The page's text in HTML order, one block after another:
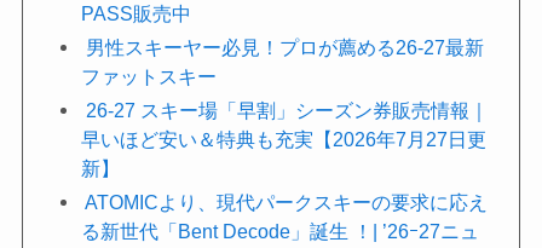
PASS販売中
男性スキーヤー必見！プロが薦める26-27最新
ファットスキー
26-27 スキー場「早割」シーズン券販売情報｜
早いほど安い＆特典も充実【2026年7月27日更
新】
ATOMICより、現代パークスキーの要求に応え
る新世代「Bent Decode」誕生 ！| ’26ｰ27ニュ